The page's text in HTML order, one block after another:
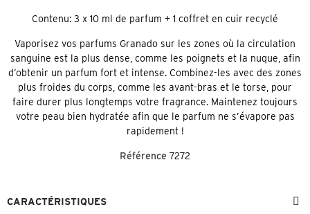
Contenu: 3 x 10 ml de parfum + 1 coffret en cuir recyclé
Vaporisez vos parfums Granado sur les zones où la circulation
sanguine est la plus dense, comme les poignets et la nuque, afin
d’obtenir un parfum fort et intense. Combinez-les avec des zones
plus froides du corps, comme les avant-bras et le torse, pour
faire durer plus longtemps votre fragrance. Maintenez toujours
votre peau bien hydratée afin que le parfum ne s’évapore pas
rapidement !
Référence 7272
CARACTÉRISTIQUES